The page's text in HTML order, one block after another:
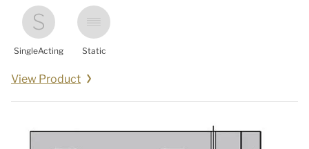
SingleActing Static
View Product